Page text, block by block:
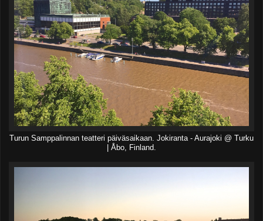
Turun Samppalinnan teatteri päiväsaikaan. Jokiranta - Aurajoki @ Turku
| Åbo, Finland.